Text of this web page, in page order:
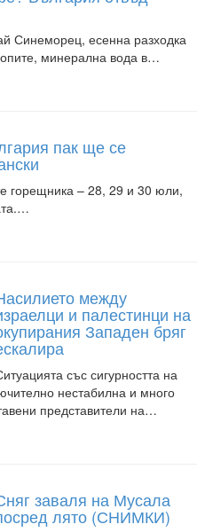
Синеморец, есенна разходка
минерална вода в…
пак ще се
горещника – 28, 29 и 30 юли,
между
и палестинци на
Западен бряг
със сигурността на
нестабилна и много
представители на…
заваля на Мусала
лято (СНИМКИ)